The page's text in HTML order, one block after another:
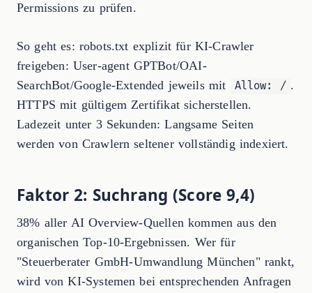
Permissions zu prüfen.
So geht es: robots.txt explizit für KI-Crawler
freigeben: User-agent GPTBot/OAI-
SearchBot/Google-Extended jeweils mit
Allow: / .
HTTPS mit gültigem Zertifikat sicherstellen.
Ladezeit unter 3 Sekunden: Langsame Seiten
werden von Crawlern seltener vollständig indexiert.
Faktor 2: Suchrang (Score 9,4)
38% aller AI Overview-Quellen kommen aus den
organischen Top-10-Ergebnissen. Wer für
"Steuerberater GmbH-Umwandlung München" rankt,
wird von KI-Systemen bei entsprechenden Anfragen